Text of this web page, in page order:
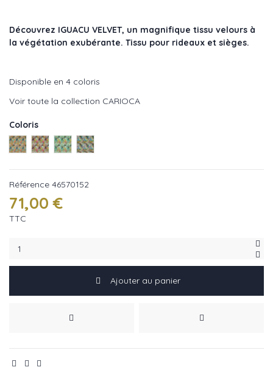
Découvrez IGUACU VELVET, un magnifique tissu velours à
la végétation exubérante. Tissu pour rideaux et sièges.
Disponible en 4 coloris
Voir toute la collection CARIOCA
Coloris
Safran réf : 46570366
Fuschia réf : 46570279
Celadon réf : 46570152
Nuit réf : 46570443
Référence 46570152
71,00 €
TTC
Ajouter au panier